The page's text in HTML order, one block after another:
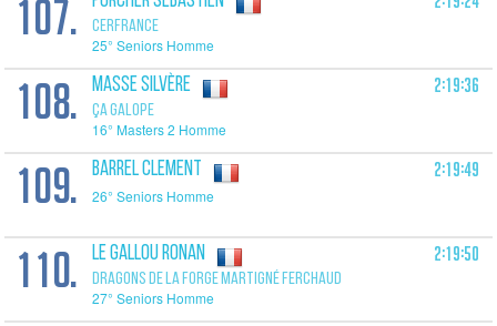
107. CERFRANCE
25° Seniors Homme
108. MASSE Silvère
ÇA GALOPE
16° Masters 2 Homme
2:19:36
109. BARREL Clement
26° Seniors Homme
2:19:49
110. LE GALLOU Ronan
DRAGONS DE LA FORGE MARTIGNÉ FERCHAUD
27° Seniors Homme
2:19:50